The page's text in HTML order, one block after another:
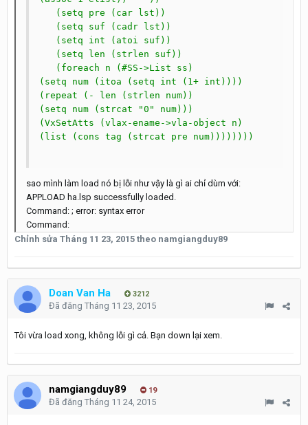
(setq pre (car lst))
(setq suf (cadr lst))
(setq int (atoi suf))
(setq len (strlen suf))
(foreach n (#SS->List ss)
(setq num (itoa (setq int (1+ int))))
(repeat (- len (strlen num))
(setq num (strcat "0" num)))
(VxSetAtts (vlax-ename->vla-object n)
(list (cons tag (strcat pre num))))))))
sao mình làm load nó bị lỗi như vậy là gì ai chỉ dùm với:
APPLOAD ha.lsp successfully loaded.
Command: ; error: syntax error
Command:
Chỉnh sửa Tháng 11 23, 2015 theo namgiangduy89
Doan Van Ha 3212
Đã đăng Tháng 11 23, 2015
Tôi vừa load xong, không lỗi gì cả. Bạn down lại xem.
namgiangduy89 19
Đã đăng Tháng 11 24, 2015